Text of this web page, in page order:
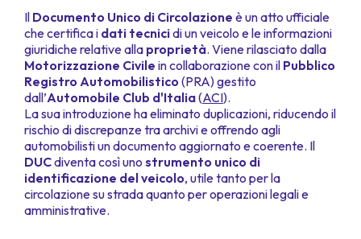
Il Documento Unico di Circolazione è un atto ufficiale
che certifica i dati tecnicidi un veicolo e le informazioni
giuridiche relative alla proprietà. Viene rilasciato dalla
Motorizzazione Civile in collaborazione con il Pubblico
Registro Automobilistico (PRA) gestito
dall’Automobile Club d'Italia(ACI).
La sua introduzione ha eliminato duplicazioni, riducendo il
rischio di discrepanze tra archivi e offrendo agli
automobilisti un documento aggiornato e coerente. Il
DUCdiventa così uno strumento unico di
identificazione del veicolo, utile tanto per la
circolazione su strada quanto per operazioni legali e
amministrative.